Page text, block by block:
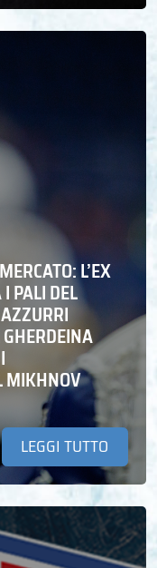
L’EX
PALI DEL
MIKHNOV
LEGGI TUTTO